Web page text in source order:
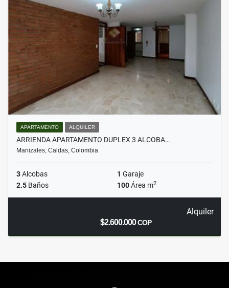
APARTAMENTO ALQUILER
ARRIENDA APARTAMENTO DUPLEX 3 ALCOBA…
Manizales, Caldas, Colombia
3Alcobas 1 Garaje
2.5 Baños 100Área m2
Alquiler
$2.600.000COP